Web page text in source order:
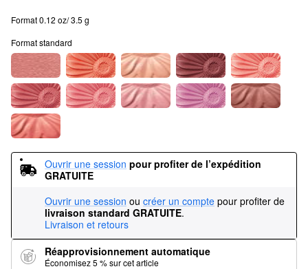
Format 0.12 oz/ 3.5 g
Format standard
Ouvrir une session pour profiter de l’expédition
GRATUITE
Ouvrir une session ou créer un compte pour profiter de
livraison standard GRATUITE.
Livraison et retours
Réapprovisionnement automatique
Économisez 5 % sur cet article